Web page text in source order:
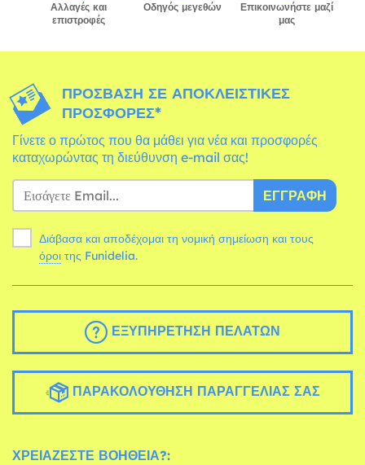
Αλλαγές και
επιστροφές
Οδηγός μεγεθών
Επικοινωνήστε μαζί
μας
ΠΡΌΣΒΑΣΗ ΣΕ ΑΠΟΚΛΕΙΣΤΙΚΈΣ
ΠΡΟΣΦΟΡΈΣ*
Γίνετε ο πρώτος που θα μάθει για νέα και προσφορές
καταχωρώντας τη διεύθυνση e-mail σας!
ΕΓΓΡΑΦΉ
Διάβασα και αποδέχομαι τη νομική σημείωση και τους
όροι της Funidelia.
ΕΞΥΠΗΡΈΤΗΣΗ ΠΕΛΑΤΏΝ
ΠΑΡΑΚΟΛΟΎΘΗΣΗ ΠΑΡΑΓΓΕΛΊΑΣ ΣΑΣ
ΧΡΕΙΆΖΕΣΤΕ ΒΟΉΘΕΙΑ?: